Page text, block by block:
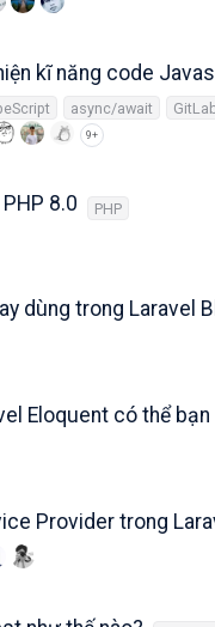
kĩ năng code
async/await
9+
8.0 PHP
dùng trong Laravel
Eloquent có thể
Provider trong